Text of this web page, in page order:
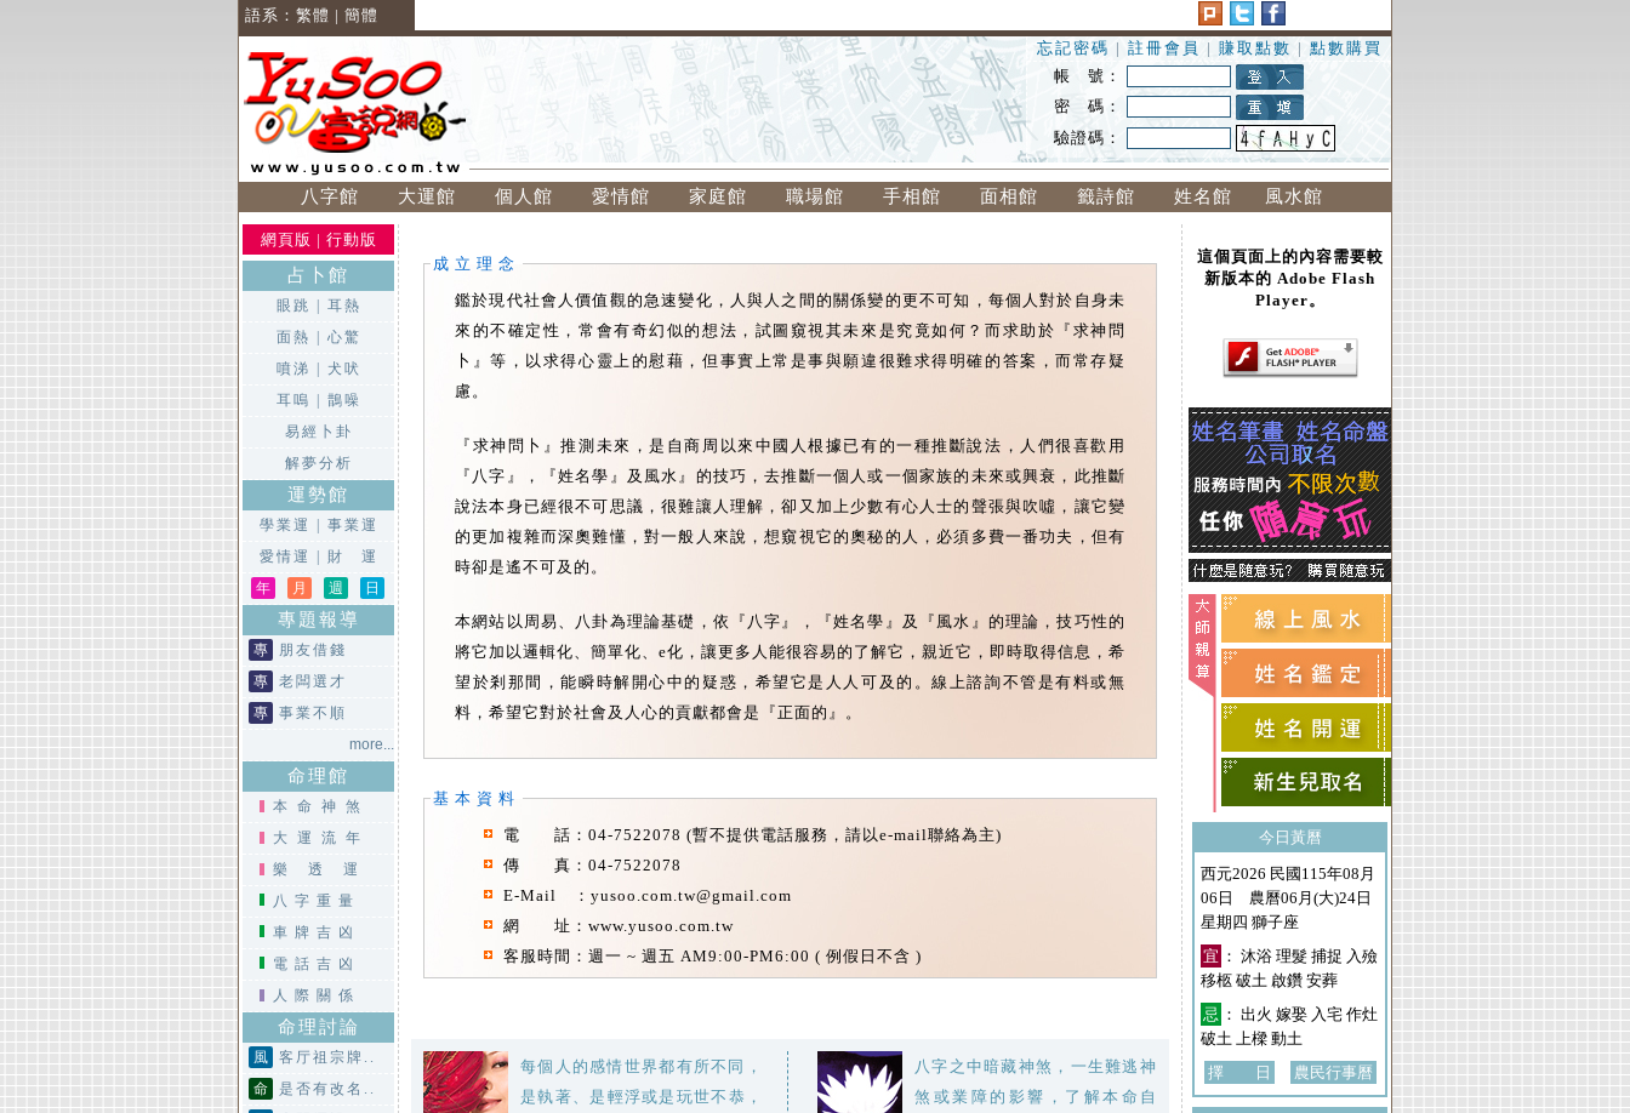
語系： 繁體 | 簡體
忘記密碼 | 註冊會員 | 賺取點數 | 點數購買
帳 號：
密 碼：
驗證碼：
八字館 大運館 個人館 愛情館 家庭館 職場館 手相館 面相館 籤詩館 姓名館 風水館
這個頁面上的內容需要較
新版本的 Adobe Flash
Player。
今日黃曆
西元2026 民國115年08月
06日 農曆06月(大)24日
星期四 獅子座
宜 ： 沐浴 理髮 捕捉 入殮
移柩 破土 啟鑽 安葬
忌 ： 出火 嫁娶 入宅 作灶
破土 上樑 動土
擇 日
農民行事曆
網頁版 | 行動版
占卜館
眼跳
耳熱
面熱
心驚
噴涕
犬吠
耳嗚
鵲噪
易經卜卦
解夢分析
運勢館
學業運
事業運
愛情運
財 運
年
月 週 日
專題報導
專
朋友借錢
專
老闆選才
專
事業不順
more...
命理館
本命神煞
大運流年
樂透運
八字重量
車牌吉凶
電話吉凶
人際關係
命理討論
風
客厅祖宗牌..
命
是否有改名..
成立理念
鑑於現代社會人價值觀的急速變化，人與人之間的關係變的更不可知，每個人對於自身未
來的不確定性，常會有奇幻似的想法，試圖窺視其未來是究竟如何？而求助於『求神問
卜』等，以求得心靈上的慰藉，但事實上常是事與願違很難求得明確的答案，而常存疑
慮。
『求神問卜』推測未來，是自商周以來中國人根據已有的一種推斷說法，人們很喜歡用
『八字』，『姓名學』及風水』的技巧，去推斷一個人或一個家族的未來或興衰，此推斷
說法本身已經很不可思議，很難讓人理解，卻又加上少數有心人士的聲張與吹噓，讓它變
的更加複雜而深奧難懂，對一般人來說，想窺視它的奧秘的人，必須多費一番功夫，但有
時卻是遙不可及的。
本網站以周易、八卦為理論基礎，依『八字』，『姓名學』及『風水』的理論，技巧性的
將它加以邏輯化、簡單化、e化，讓更多人能很容易的了解它，親近它，即時取得信息，希
望於剎那間，能瞬時解開心中的疑惑，希望它是人人可及的。線上諮詢不管是有料或無
料，希望它對於社會及人心的貢獻都會是『正面的』。
基本資料
電 話：04-7522078 (暫不提供電話服務，請以e-mail聯絡為主)
傳 真：04-7522078
E-Mail ：yusoo.com.tw@gmail.com
網 址：www.yusoo.com.tw
客服時間：週一 ~ 週五 AM9:00-PM6:00 ( 例假日不含 )
八字之中暗藏神煞，一生難逃神
煞或業障的影響，了解本命自
每個人的感情世界都有所不同，
是執著、是輕浮或是玩世不恭，